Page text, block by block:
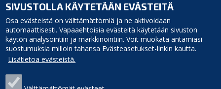
SIVUSTOLLA KÄYTETÄÄN EVÄSTEITÄ
Osa evästeistä on välttämättömiä ja ne aktivoidaan
automaattisesti. Vapaaehtoisia evästeitä käytetään sivuston
käytön analysointiin ja markkinointiin. Voit muokata antamiasi
suostumuksia milloin tahansa Evästeasetukset-linkin kautta.
Lisätietoa evästeistä.
Opintie 3, 92400 Ruukki